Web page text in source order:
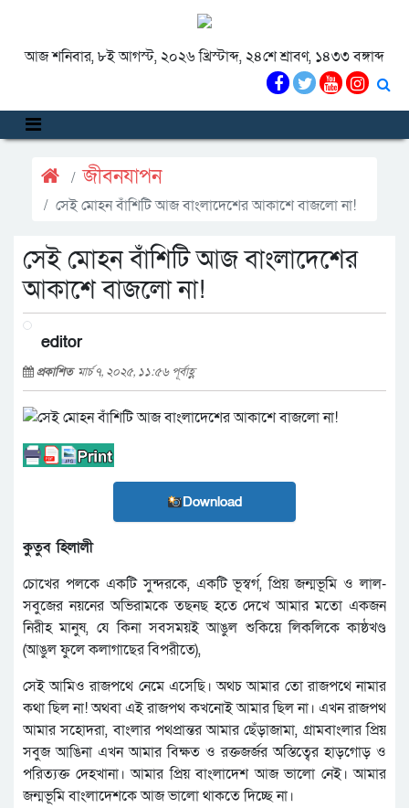
আজ শনিবার, ৮ই আগস্ট, ২০২৬ খ্রিস্টাব্দ, ২৪শে শ্রাবণ, ১৪৩৩ বঙ্গাব্দ
জীবনযাপন
সেই মোহন বাঁশিটি আজ বাংলাদেশের আকাশে বাজলো না!
সেই মোহন বাঁশিটি আজ বাংলাদেশের
আকাশে বাজলো না!
editor
প্রকাশিত মার্চ ৭, ২০২৫, ১১:৫৬ পূর্বাহ্ণ
Download
কুতুব হিলালী
চোখের পলকে একটি সুন্দরকে, একটি ভূস্বর্গ, প্রিয় জন্মভূমি ও লাল-
সবুজের নয়নের অভিরামকে তছনছ হতে দেখে আমার মতো একজন
নিরীহ মানুষ, যে কিনা সবসময়ই আঙুল শুকিয়ে লিকলিকে কাষ্ঠখণ্ড
(আঙুল ফুলে কলাগাছের বিপরীতে),
সেই আমিও রাজপথে নেমে এসেছি। অথচ আমার তো রাজপথে নামার
কথা ছিল না! অথবা এই রাজপথ কখনোই আমার ছিল না। এখন রাজপথ
আমার সহোদরা, বাংলার পথপ্রান্তর আমার ছেঁড়াজামা, গ্রামবাংলার প্রিয়
সবুজ আঙিনা এখন আমার বিক্ষত ও রক্তজর্জর অস্তিত্বের হাড়গোড় ও
পরিত্যক্ত দেহখানা। আমার প্রিয় বাংলাদেশ আজ ভালো নেই। আমার
জন্মভূমি বাংলাদেশকে আজ ভালো থাকতে দিচ্ছে না।